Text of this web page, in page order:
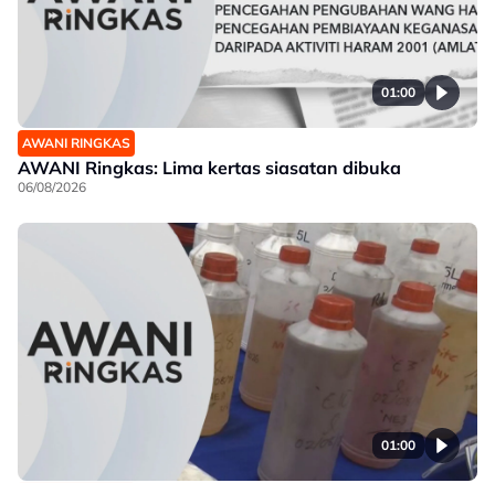
01:00
AWANI RINGKAS
AWANI Ringkas: Lima kertas siasatan dibuka
06/08/2026
01:00